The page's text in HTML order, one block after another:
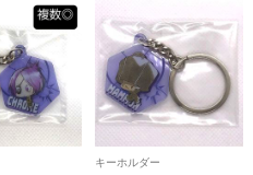
キーホルダー